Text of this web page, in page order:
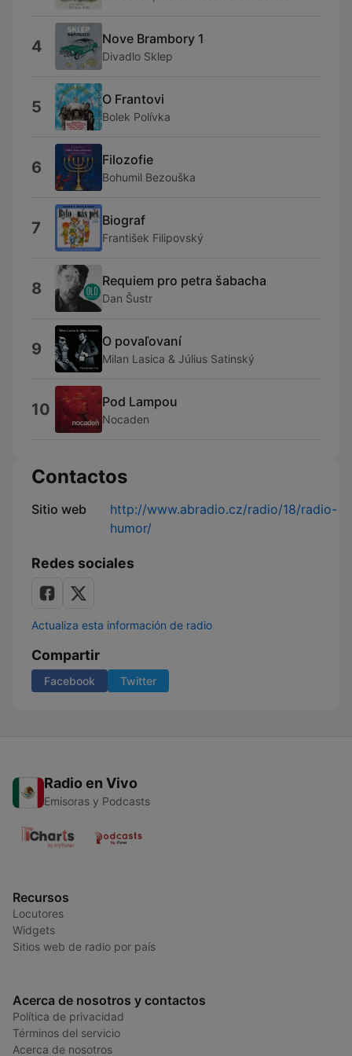
4 Nove Brambory 1
Divadlo Sklep
5 O Frantovi
Bolek Polívka
6 Filozofie
Bohumil Bezouška
7 Biograf
František Filipovský
8 Requiem pro petra šabacha
Dan Šustr
9 O povaľovaní
Milan Lasica & Július Satinský
10 Pod Lampou
Nocaden
Contactos
Sitio web
http://www.abradio.cz/radio/18/radio-
humor/
Redes sociales
Actualiza esta información de radio
Compartir
Facebook Twitter
Radio en Vivo
Emisoras y Podcasts
Recursos
Locutores
Widgets
Sitios web de radio por país
Acerca de nosotros y contactos
Política de privacidad
Términos del servicio
Acerca de nosotros